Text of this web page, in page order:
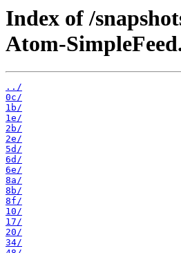
Index of /
Atom-
../
0c/
1b/
1e/
2b/
2e/
5d/
6d/
6e/
8a/
8b/
8f/
10/
17/
20/
34/